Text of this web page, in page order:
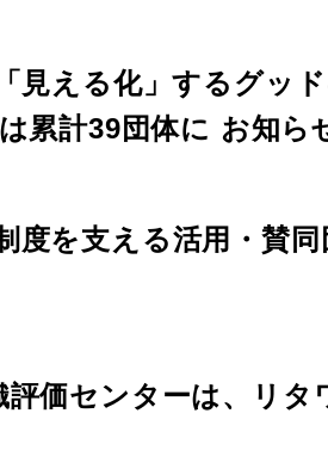
見える化」するグッ
累計39団体に お知ら
度を支える活用・賛
評価センターは、リタ